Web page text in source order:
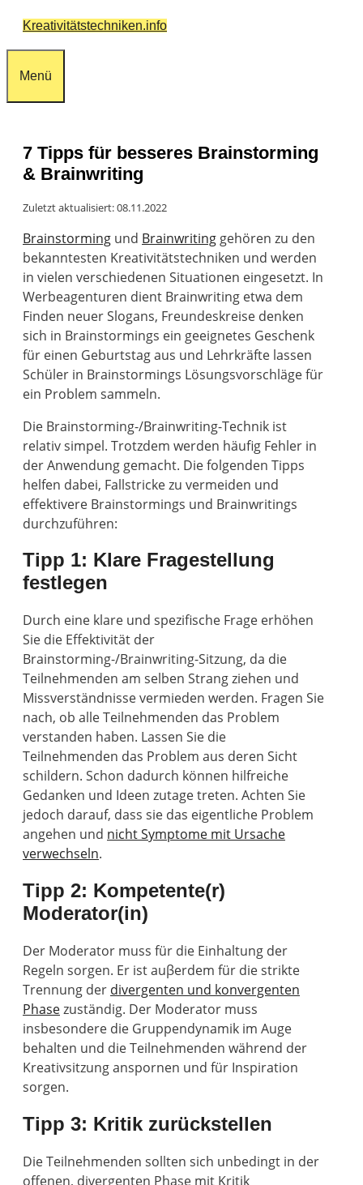
ZumKreativitätstechniken.info
Menü
7 Tipps für besseres Brainstorming
& Brainwriting
Zuletzt aktualisiert: 08.11.2022
Brainstorming und Brainwriting gehören zu den
bekanntesten Kreativitätstechniken und werden
in vielen verschiedenen Situationen eingesetzt. In
Werbeagenturen dient Brainwriting etwa dem
Finden neuer Slogans, Freundeskreise denken
sich in Brainstormings ein geeignetes Geschenk
für einen Geburtstag aus und Lehrkräfte lassen
Schüler in Brainstormings Lösungsvorschläge für
ein Problem sammeln.
Die Brainstorming-/Brainwriting-Technik ist
relativ simpel. Trotzdem werden häufig Fehler in
der Anwendung gemacht. Die folgenden Tipps
helfen dabei, Fallstricke zu vermeiden und
effektivere Brainstormings und Brainwritings
durchzuführen:
Tipp 1: Klare Fragestellung
festlegen
Durch eine klare und spezifische Frage erhöhen
Sie die Effektivität der
Brainstorming-/Brainwriting-Sitzung, da die
Teilnehmenden am selben Strang ziehen und
Missverständnisse vermieden werden. Fragen Sie
nach, ob alle Teilnehmenden das Problem
verstanden haben. Lassen Sie die
Teilnehmenden das Problem aus deren Sicht
schildern. Schon dadurch können hilfreiche
Gedanken und Ideen zutage treten. Achten Sie
jedoch darauf, dass sie das eigentliche Problem
angehen und nicht Symptome mit Ursache
verwechseln.
Tipp 2: Kompetente(r)
Moderator(in)
Der Moderator muss für die Einhaltung der
Regeln sorgen. Er ist auβerdem für die strikte
Trennung der divergenten und konvergenten
Phasezuständig. Der Moderator muss
insbesondere die Gruppendynamik im Auge
behalten und die Teilnehmenden während der
Kreativsitzung anspornen und für Inspiration
sorgen.
Tipp 3: Kritik zurückstellen
Die Teilnehmenden sollten sich unbedingt in der
offenen, divergenten Phase mit Kritik